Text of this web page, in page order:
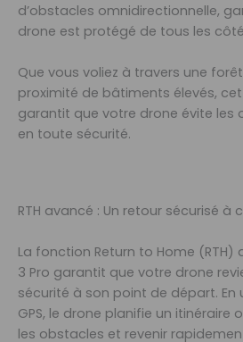
d’obstacles omnidirectionnelle,
drone est protégé de tous les
Que vous voliez à travers une
proximité de bâtiments élevés,
garantit que votre drone évite les
en toute sécurité.
RTH avancé : Un retour sécurisé à
La fonction Return to Home (RTH)
3 Pro garantit que votre drone
sécurité à son point de départ. En
GPS, le drone planifie un itinéraire
les obstacles et revenir